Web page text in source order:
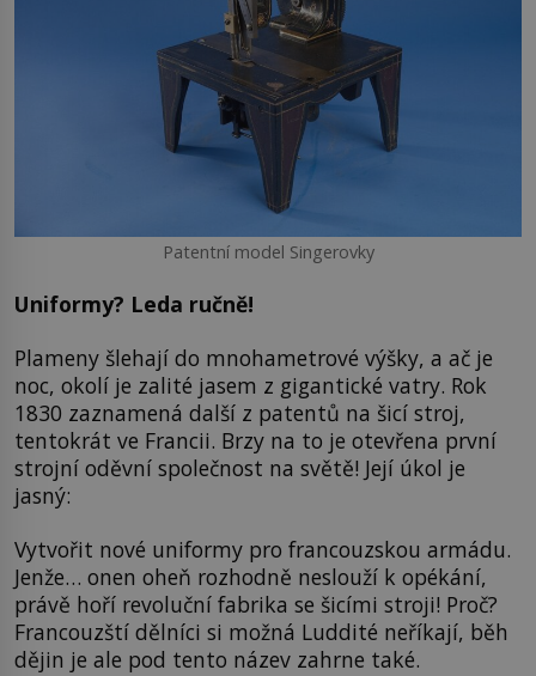
Patentní model Singerovky
Uniformy? Leda ručně!
Plameny šlehají do mnohametrové výšky, a ač je
noc, okolí je zalité jasem z gigantické vatry. Rok
1830 zaznamená další z patentů na šicí stroj,
tentokrát ve Francii. Brzy na to je otevřena první
strojní oděvní společnost na světě! Její úkol je
jasný:
Vytvořit nové uniformy pro francouzskou armádu.
Jenže… onen oheň rozhodně neslouží k opékání,
právě hoří revoluční fabrika se šicími stroji! Proč?
Francouzští dělníci si možná Luddité neříkají, běh
dějin je ale pod tento název zahrne také.